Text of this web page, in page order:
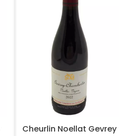
Cheurlin Noellat Gevrey